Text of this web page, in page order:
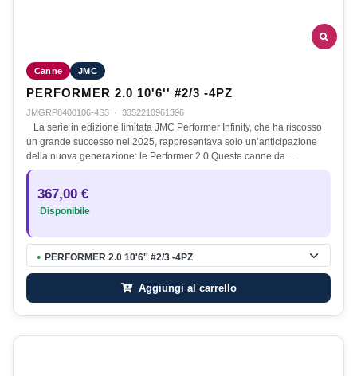
Canne JMC
PERFORMER 2.0 10'6'' #2/3 -4PZ
JMGRP8400106-4S3 · 3352210961396
La serie in edizione limitata JMC Performer Infinity, che ha riscosso
un grande successo nel 2025, rappresentava solo un’anticipazione
della nuova generazione: le Performer 2.0.Queste canne da…
367,00 €
Disponibile
● PERFORMER 2.0 10'6'' #2/3 -4PZ
Aggiungi al carrello